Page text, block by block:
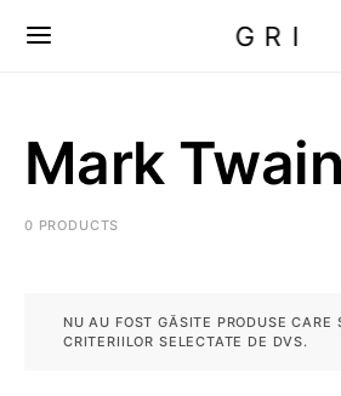
GRI
Mark Twain
0 PRODUCTS
NU AU FOST GĂSITE PRODUSE CARE
CRITERIILOR SELECTATE DE DVS.